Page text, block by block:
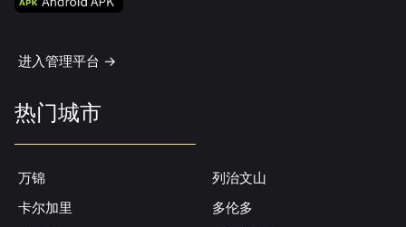
进入管理平台 ->
热门城市
万锦
列治文山
卡尔加里
多伦多